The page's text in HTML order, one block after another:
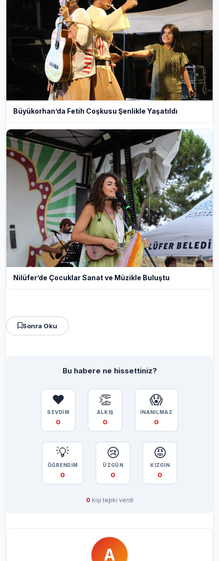
Büyükorhan’da Fetih Coşkusu Şenlikle Yaşatıldı
Nilüfer’de Çocuklar Sanat ve Müzikle Buluştu
Sonra Oku
Bu habere ne hissettiniz?
❤️
SEVDİM
0
👏
ALKIŞ
0
😱
İNANILMAZ
0
💡
ÖĞRENDİM
0
😢
ÜZGÜN
0
😡
KIZGIN
0
0 kişi tepki verdi
A